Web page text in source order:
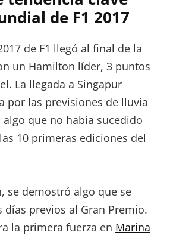
de F1 2017
de F1 llegó al final de la
un Hamilton líder, 3 puntos
La llegada a Singapur
por las previsiones de lluvia
algo que no había sucedido
10 primeras ediciones del
se demostró algo que se
días previos al Gran Premio.
la primera fuerza en Marina